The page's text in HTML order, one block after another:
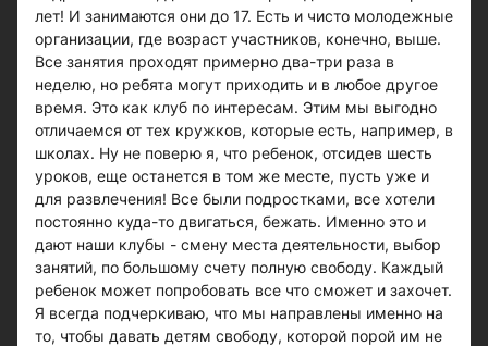
лет! И занимаются они до 17. Есть и чисто молодежные
организации, где возраст участников, конечно, выше.
Все занятия проходят примерно два-три раза в
неделю, но ребята могут приходить и в любое другое
время. Это как клуб по интересам. Этим мы выгодно
отличаемся от тех кружков, которые есть, например, в
школах. Ну не поверю я, что ребенок, отсидев шесть
уроков, еще останется в том же месте, пусть уже и
для развлечения! Все были подростками, все хотели
постоянно куда-то двигаться, бежать. Именно это и
дают наши клубы - смену места деятельности, выбор
занятий, по большому счету полную свободу. Каждый
ребенок может попробовать все что сможет и захочет.
Я всегда подчеркиваю, что мы направлены именно на
то, чтобы давать детям свободу, которой порой им не